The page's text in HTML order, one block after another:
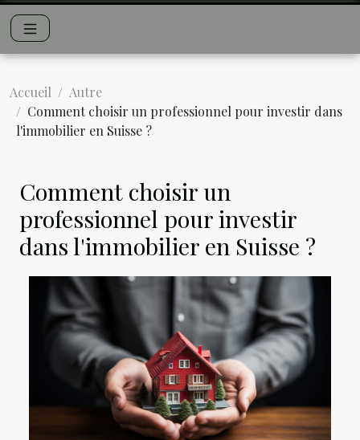
Accueil
Autre
Comment choisir un professionnel pour investir dans
l'immobilier en Suisse ?
Comment choisir un
professionnel pour investir
dans l'immobilier en Suisse ?